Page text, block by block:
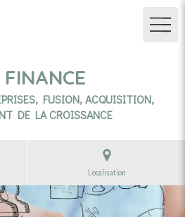
FUSION, ACQUISITION,
DE LA CROISSANCE
Localisation